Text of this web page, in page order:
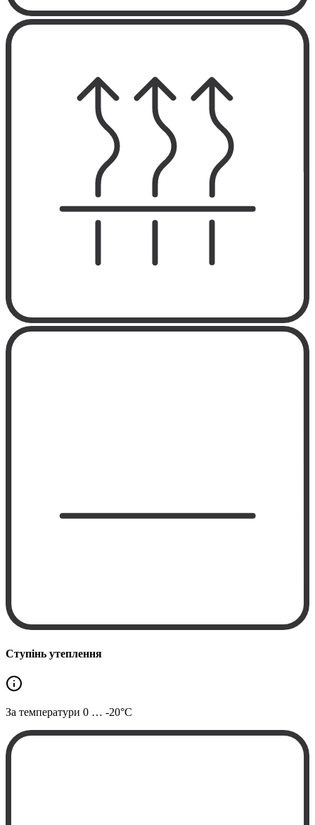
Ступінь утеплення
За температури 0 … -20°C